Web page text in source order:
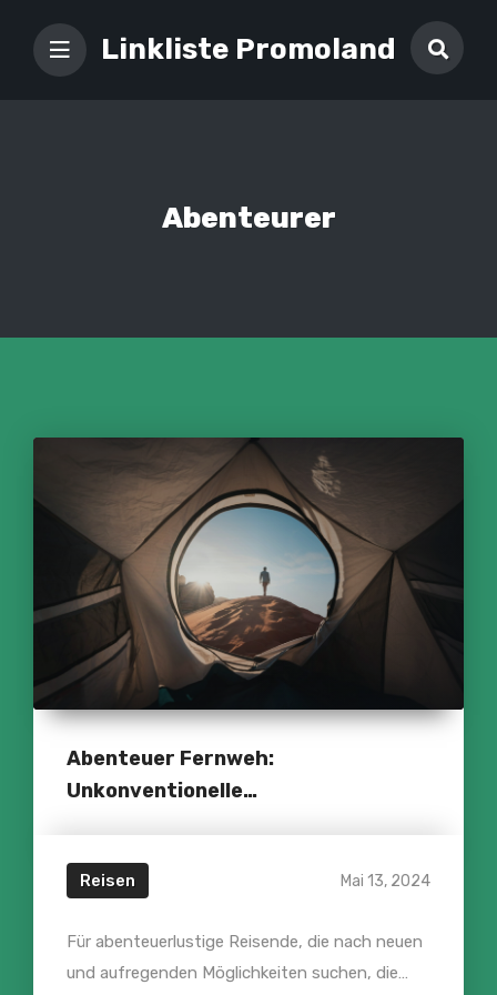
Linkliste Promoland
Abenteurer
Abenteuer Fernweh:
Unkonventionelle
Reisen Mai 13, 2024
Für abenteuerlustige Reisende, die nach neuen
und aufregenden Möglichkeiten suchen, die